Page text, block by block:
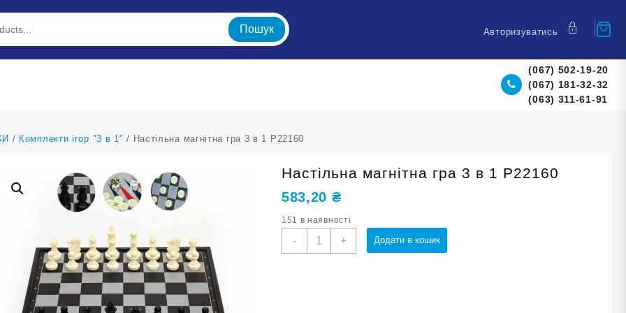
Пошук Авторизуватись
(067) 502-19-20
(067) 181-32-32
(063) 311-61-91
/ Комплекти ігор "3 в 1" / Настільна магнітна гра 3 в 1 Р22160
Настільна магнітна гра 3 в 1 Р22160
583,20 ₴
151 в наявності
-
Настільна
+ Додати в кошик